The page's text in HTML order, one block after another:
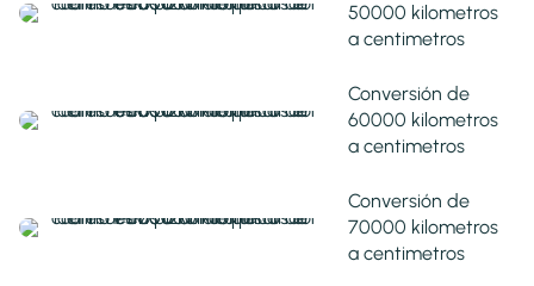
50000 kilometros
a centimetros
Conversión de
60000 kilometros
a centimetros
Conversión de
70000 kilometros
a centimetros